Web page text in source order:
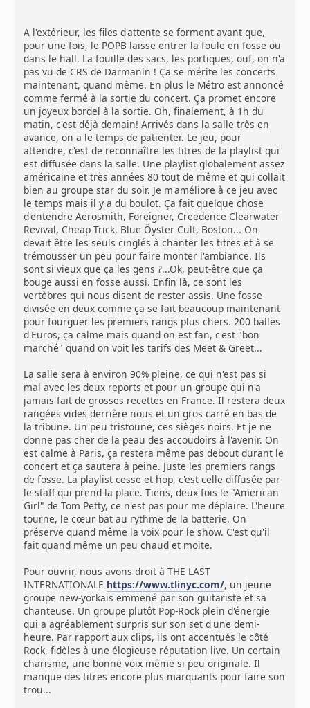
A l'extérieur, les files d'attente se forment avant que,
pour une fois, le POPB laisse entrer la foule en fosse ou
dans le hall. La fouille des sacs, les portiques, ouf, on n'a
pas vu de CRS de Darmanin ! Ça se mérite les concerts
maintenant, quand même. En plus le Métro est annoncé
comme fermé à la sortie du concert. Ça promet encore
un joyeux bordel à la sortie. Oh, finalement, à 1h du
matin, c'est déjà demain! Arrivés dans la salle très en
avance, on a le temps de patienter. Le jeu, pour
attendre, c'est de reconnaître les titres de la playlist qui
est diffusée dans la salle. Une playlist globalement assez
américaine et très années 80 tout de même et qui collait
bien au groupe star du soir. Je m'améliore à ce jeu avec
le temps mais il y a du boulot. Ça fait quelque chose
d'entendre Aerosmith, Foreigner, Creedence Clearwater
Revival, Cheap Trick, Blue Öyster Cult, Boston... On
devait être les seuls cinglés à chanter les titres et à se
trémousser un peu pour faire monter l'ambiance. Ils
sont si vieux que ça les gens ?...Ok, peut-être que ça
bouge aussi en fosse aussi. Enfin là, ce sont les
vertèbres qui nous disent de rester assis. Une fosse
divisée en deux comme ça se fait beaucoup maintenant
pour fourguer les premiers rangs plus chers. 200 balles
d'Euros, ça calme mais quand on est fan, c'est "bon
marché" quand on voit les tarifs des Meet & Greet...
La salle sera à environ 90% pleine, ce qui n'est pas si
mal avec les deux reports et pour un groupe qui n'a
jamais fait de grosses recettes en France. Il restera deux
rangées vides derrière nous et un gros carré en bas de
la tribune. Un peu tristoune, ces sièges noirs. Et je ne
donne pas cher de la peau des accoudoirs à l'avenir. On
est calme à Paris, ça restera même pas debout durant le
concert et ça sautera à peine. Juste les premiers rangs
de fosse. La playlist cesse et hop, c'est celle diffusée par
le staff qui prend la place. Tiens, deux fois le "American
Girl" de Tom Petty, ce n'est pas pour me déplaire. L'heure
tourne, le cœur bat au rythme de la batterie. On
préserve quand même la voix pour le show. C'est qu'il
fait quand même un peu chaud et moite.
Pour ouvrir, nous avons droit à THE LAST
INTERNATIONALE https://www.tlinyc.com/, un jeune
groupe new-yorkais emmené par son guitariste et sa
chanteuse. Un groupe plutôt Pop-Rock plein d'énergie
qui a agréablement surpris sur son set d'une demi-
heure. Par rapport aux clips, ils ont accentués le côté
Rock, fidèles à une élogieuse réputation live. Un certain
charisme, une bonne voix même si peu originale. Il
manque des titres encore plus marquants pour faire son
trou...